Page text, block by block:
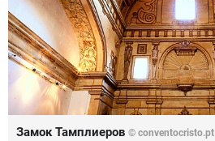
Замок Тамплиеров © conventocristo.pt